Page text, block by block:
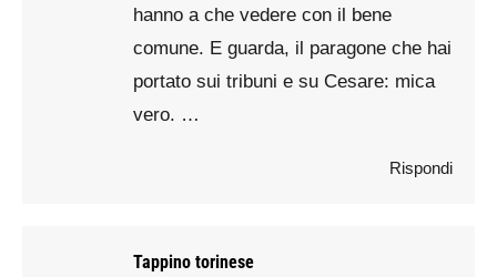
hanno a che vedere con il bene
comune. E guarda, il paragone che hai
portato sui tribuni e su Cesare: mica
vero. …
Rispondi
Tappino torinese